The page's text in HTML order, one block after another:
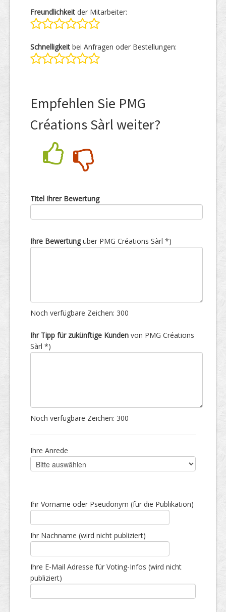
Freundlichkeit der Mitarbeiter:
Schnelligkeit bei Anfragen oder Bestellungen:
Empfehlen Sie PMG
Créations Sàrl weiter?
Titel Ihrer Bewertung
Ihre Bewertungüber PMG Créations Sàrl *)
Noch verfügbare Zeichen: 300
Ihr Tipp für zukünftige Kunden von PMG Créations
Sàrl *)
Noch verfügbare Zeichen: 300
Ihre Anrede
Ihr Vorname oder Pseudonym (für die Publikation)
Ihr Nachname (wird nicht publiziert)
Ihre E-Mail Adresse für Voting-Infos (wird nicht
publiziert)